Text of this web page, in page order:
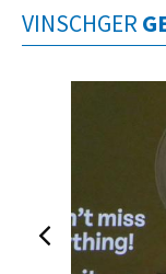
VINSCHGER